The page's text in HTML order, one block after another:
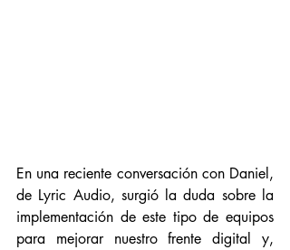
En una reciente conversación con Daniel,
de Lyric Audio, surgió la duda sobre la
implementación de este tipo de equipos
para mejorar nuestro frente digital y,